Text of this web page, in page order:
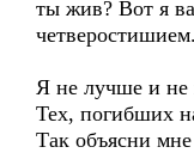
ты жив? Вот я
четверостишием.
Я не лучше и не
Тех, погибших
Так объясни